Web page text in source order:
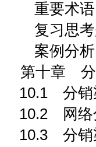
重要术语
复习思考
案例分析
第十章 分
10.1 分销
10.2 网络
10.3 分销